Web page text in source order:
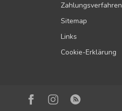
Zahlungsverfahren
Sitemap
Links
Cookie-Erklärung